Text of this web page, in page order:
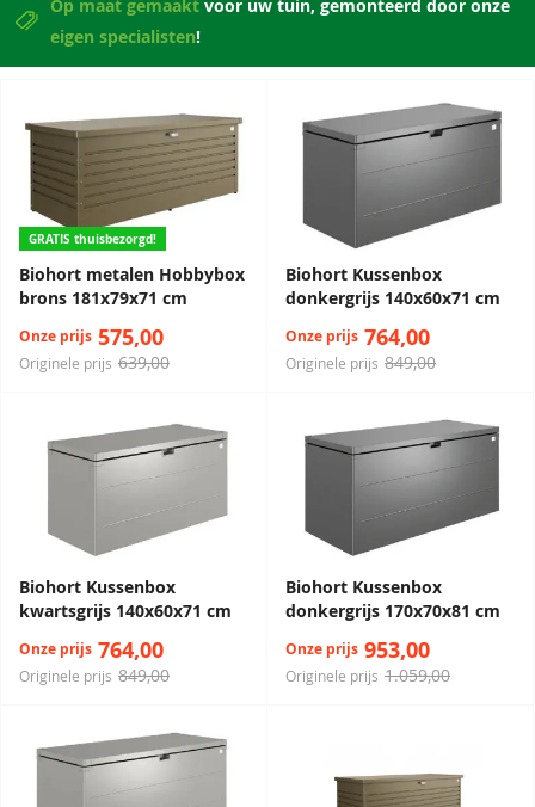
Op maat gemaaktvoor uw tuin, gemonteerd door onze
eigen specialisten!
GRATIS thuisbezorgd!
Biohort metalen Hobbybox
brons 181x79x71 cm
Originele prijs 639,00
Onze prijs 575,00
Biohort Kussenbox
donkergrijs 140x60x71 cm
Originele prijs 849,00
Onze prijs 764,00
Biohort Kussenbox
kwartsgrijs 140x60x71 cm
Originele prijs 849,00
Onze prijs 764,00
Biohort Kussenbox
donkergrijs 170x70x81 cm
Originele prijs 1.059,00
Onze prijs 953,00